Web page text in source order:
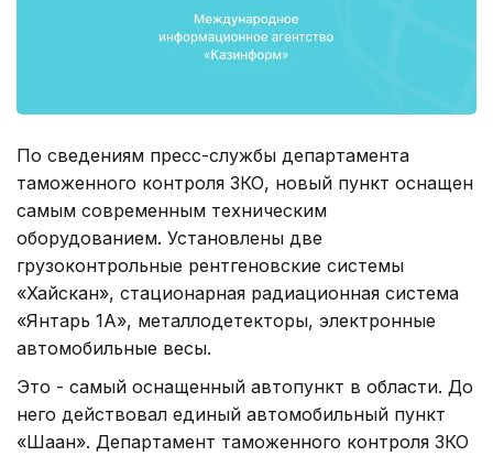
По сведениям пресс-службы департамента
таможенного контроля ЗКО, новый пункт оснащен
самым современным техническим
оборудованием. Установлены две
грузоконтрольные рентгеновские системы
«Хайскан», стационарная радиационная система
«Янтарь 1А», металлодетекторы, электронные
автомобильные весы.
Это - самый оснащенный автопункт в области. До
него действовал единый автомобильный пункт
«Шаған». Департамент таможенного контроля ЗКО